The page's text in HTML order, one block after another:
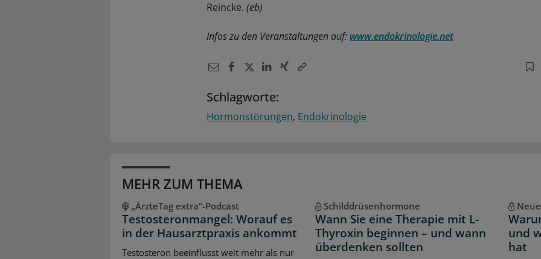
Reincke. (eb)
Infos zu den Veranstaltungen auf: www.endokrinologie.net
Schlagworte:
Hormonstörungen Endokrinologie
MEHR ZUM THEMA
„ÄrzteTag extra“-Podcast
Testosteronmangel: Worauf es
in der Hausarztpraxis ankommt
Testosteron beeinflusst weit mehr als nur
Schilddrüsenhormone
Wann Sie eine Therapie mit L-
Thyroxin beginnen – und wann
überdenken sollten
und
hat